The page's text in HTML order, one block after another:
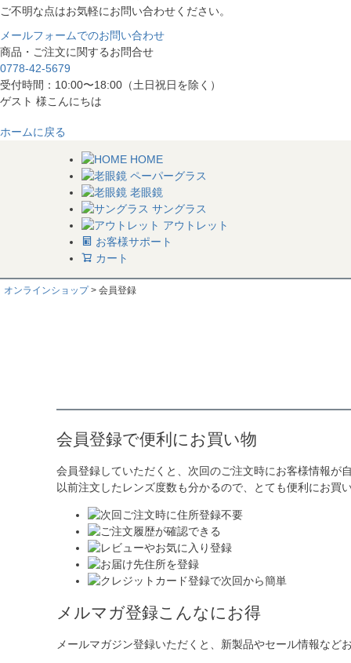
ご不明な点はお気軽にお問い合わせください。
メールフォームでのお問い合わせ
商品・ご注文に関するお問合せ
0778-42-5679
受付時間：10:00〜18:00（土日祝日を除く）
ゲスト 様こんにちは
ホームに戻る
HOME
ペーパーグラス
老眼鏡
サングラス
アウトレット
お客様サポート
カート
オンラインショップ 会員登録
会員登録で便利にお買い物
会員登録していただくと、次回のご注文時にお客様情報が自
以前注文したレンズ度数も分かるので、とても便利にお買
メルマガ登録こんなにお得
メールマガジン登録いただくと、新製品やセール情報など